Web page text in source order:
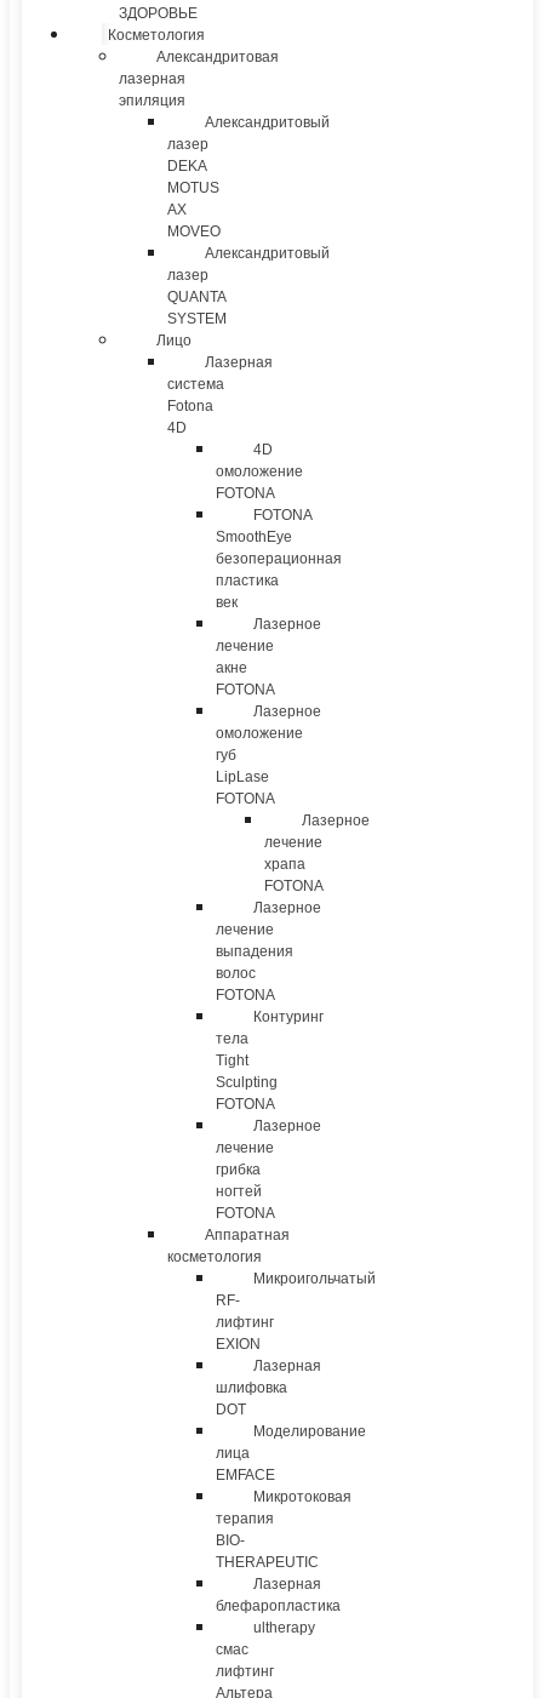
ЗДОРОВЬЕ
Косметология
Александритовая
лазерная
эпиляция
Александритовый
лазер
DEKA
MOTUS
AX
MOVEO
Александритовый
лазер
QUANTA
SYSTEM
Лицо
Лазерная
система
Fotona
4D
4D
омоложение
FOTONA
FOTONA
SmoothEye
безоперационная
пластика
век
Лазерное
лечение
акне
FOTONA
Лазерное
омоложение
губ
LipLase
FOTONA
Лазерное
лечение
храпа
FOTONA
Лазерное
лечение
выпадения
волос
FOTONA
Контуринг
тела
Tight
Sculpting
FOTONA
Лазерное
лечение
грибка
ногтей
FOTONA
Аппаратная
косметология
Микроигольчатый
RF-
лифтинг
EXION
Лазерная
шлифовка
DOT
Моделирование
лица
EMFACE
Микротоковая
терапия
BIO-
THERAPEUTIC
Лазерная
блефаропластика
ultherapy
смас
лифтинг
Альтера